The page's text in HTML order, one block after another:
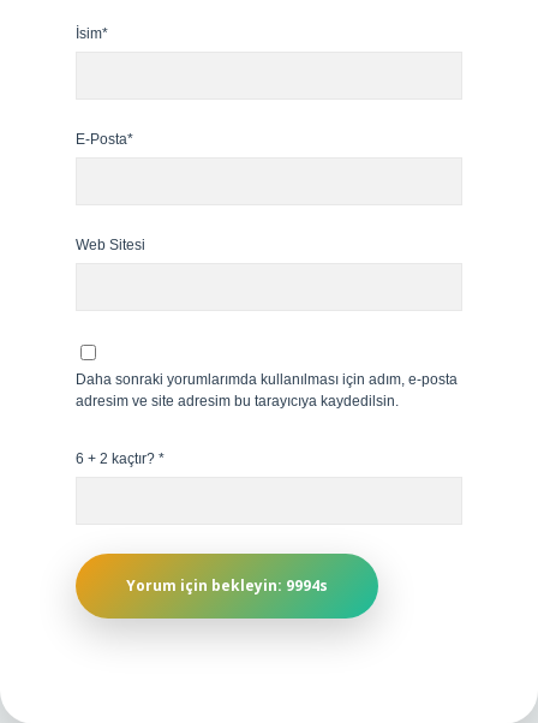
İsim*
E-Posta*
Web Sitesi
Daha sonraki yorumlarımda kullanılması için adım, e-posta
adresim ve site adresim bu tarayıcıya kaydedilsin.
6 + 2 kaçtır? *